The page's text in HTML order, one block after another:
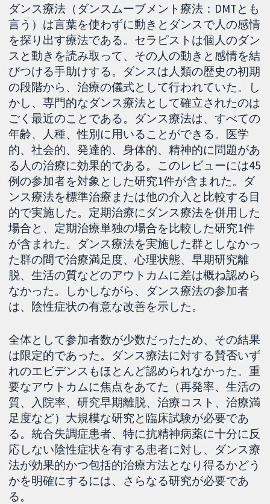
ダンス療法（ダンスムーブメント療法：DMTとも
言う）は言葉を使わずに動きとダンスで人の感情
を探り出す療法である。セラピストは個人のダン
スと動きを読み取って、その人の動きと感情を結
びつける手助けする。ダンスは人類の歴史の初期
の段階から、治療の儀式として行われていた。し
かし、専門的なダンス療法として確立されたのは
ごく最近のことである。ダンス療法は、すべての
年齢、人種、性別に用いることができる。医学
的、社会的、発達的、身体的、精神的に問題があ
る人の治療に効果的である。このレビューには45
例の参加者を対象とした研究1件が含まれた。ダ
ンス療法を標準治療または他の介入と比較する目
的で実施した。定期治療にダンス療法を併用した
場合と、定期治療単独の場合を比較した研究1件
が含まれた。ダンス療法を実施した群としなかっ
た群の間で治療満足度、心理状態、早期研究離
脱、生活の質などのアウトカムに差は概ね認めら
なかった。しかしながら、ダンス療法の参加者
は、陰性症状の有意な改善を示した。
全体として参加者数が少数だったため、その結果
は限定的であった。ダンス療法に対する賛否いず
れのエビデンスもほとんど認められなかった。重
要なアウトカムに焦点をあてた（再発率、生活の
質、入院率、研究早期離脱、治療コスト、治療満
足度など）大規模な研究と臨床試験が必要であ
る。統合失調症患者、特に抗精神病薬に十分に反
応しない陰性症状を有する患者に対し、ダンス療
法が効果的かつ包括的治療方法となり得るかどう
かを明確にするには、さらなる研究が必要であ
る。